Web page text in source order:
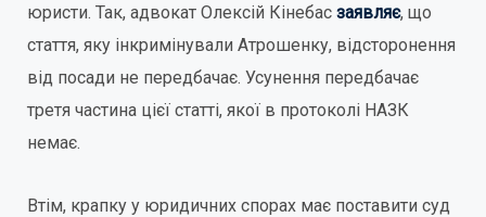
юристи. Так, адвокат Олексій Кінебас заявляє, що
стаття, яку інкримінували Атрошенку, відсторонення
від посади не передбачає. Усунення передбачає
третя частина цієї статті, якої в протоколі НАЗК
немає.
Втім, крапку у юридичних спорах має поставити суд